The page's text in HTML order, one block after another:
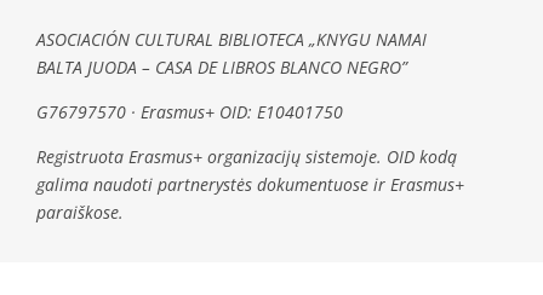
ASOCIACIÓN CULTURAL BIBLIOTECA „KNYGU NAMAI
BALTA JUODA – CASA DE LIBROS BLANCO NEGRO”
G76797570 · Erasmus+ OID: E10401750
Registruota Erasmus+ organizacijų sistemoje. OID kodą
galima naudoti partnerystės dokumentuose ir Erasmus+
paraiškose.